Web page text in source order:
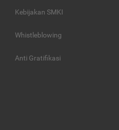
Kebijakan SMKI
Whistleblowing
Anti Gratifikasi